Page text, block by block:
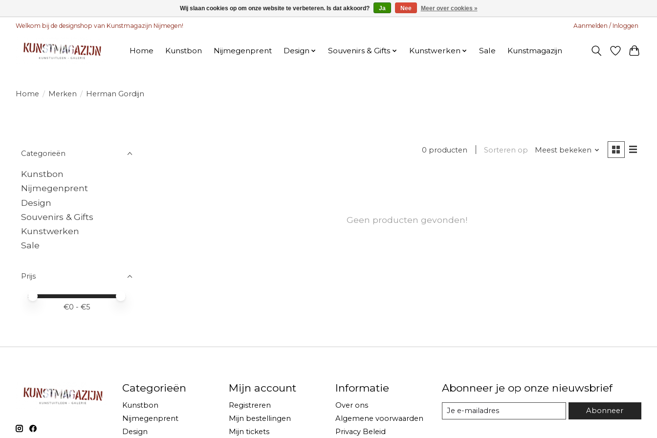
Welkom bij de designshop van Kunstmagazijn Nijmegen! Aanmelden / Inloggen
Home Kunstbon Nijmegenprent Design Souvenirs & Gifts Kunstwerken Sale Kunstmagazijn
Home / Merken / Herman Gordijn
Categorieën
Kunstbon
Nijmegenprent
Design
Souvenirs & Gifts
Kunstwerken
Sale
Prijs
Minimale prijswaarde
Price maximum value
€0 - €5
0 producten Sorteren op Meest bekeken
Geen producten gevonden!
Categorieën
Kunstbon
Nijmegenprent
Design
Mijn account
Registreren
Mijn bestellingen
Mijn tickets
Informatie
Over ons
Algemene voorwaarden
Privacy Beleid
Abonneer je op onze nieuwsbrief
Abonneer
Wij slaan cookies op om onze website te verbeteren. Is dat akkoord? Ja Nee Meer over cookies »